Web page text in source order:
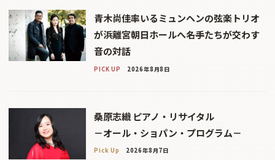
青木尚佳率いるミュンヘンの弦楽トリオ
が浜離宮朝日ホールへ――名手たちが交わす
音の対話
PICK UP 2026年8月8日
桑原志織 ピアノ・リサイタル
－オール・ショパン・プログラム－
Pick Up 2026年8月7日